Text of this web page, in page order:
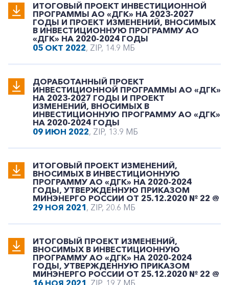
ИТОГОВЫЙ ПРОЕКТ ИНВЕСТИЦИОННОЙ
ПРОГРАММЫ АО «ДГК» НА 2023-2027
ГОДЫ И ПРОЕКТ ИЗМЕНЕНИЙ, ВНОСИМЫХ
В ИНВЕСТИЦИОННУЮ ПРОГРАММУ АО
«ДГК» НА 2020-2024 ГОДЫ
05 ОКТ 2022, ZIP, 14.9 МБ
ДОРАБОТАННЫЙ ПРОЕКТ
ИНВЕСТИЦИОННОЙ ПРОГРАММЫ АО «ДГК»
НА 2023-2027 ГОДЫ И ПРОЕКТ
ИЗМЕНЕНИЙ, ВНОСИМЫХ В
ИНВЕСТИЦИОННУЮ ПРОГРАММУ АО «ДГК»
НА 2020-2024 ГОДЫ
09 ИЮН 2022, ZIP, 13.9 МБ
ИТОГОВЫЙ ПРОЕКТ ИЗМЕНЕНИЙ,
ВНОСИМЫХ В ИНВЕСТИЦИОННУЮ
ПРОГРАММУ АО «ДГК» НА 2020-2024
ГОДЫ, УТВЕРЖДЕННУЮ ПРИКАЗОМ
МИНЭНЕРГО РОССИИ ОТ 25.12.2020 № 22 @
29 НОЯ 2021, ZIP, 20.6 МБ
ИТОГОВЫЙ ПРОЕКТ ИЗМЕНЕНИЙ,
ВНОСИМЫХ В ИНВЕСТИЦИОННУЮ
ПРОГРАММУ АО «ДГК» НА 2020-2024
ГОДЫ, УТВЕРЖДЕННУЮ ПРИКАЗОМ
МИНЭНЕРГО РОССИИ ОТ 25.12.2020 № 22 @
16 НОЯ 2021 , ZIP, 19.7 МБ